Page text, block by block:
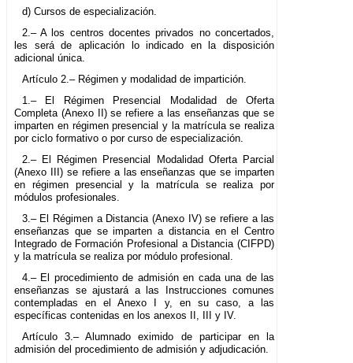
d) Cursos de especialización.
2.– A los centros docentes privados no concertados,
les será de aplicación lo indicado en la disposición
adicional única.
Artículo 2.– Régimen y modalidad de impartición.
1.– El Régimen Presencial Modalidad de Oferta
Completa (Anexo II) se refiere a las enseñanzas que se
imparten en régimen presencial y la matrícula se realiza
por ciclo formativo o por curso de especialización.
2.– El Régimen Presencial Modalidad Oferta Parcial
(Anexo III) se refiere a las enseñanzas que se imparten
en régimen presencial y la matrícula se realiza por
módulos profesionales.
3.– El Régimen a Distancia (Anexo IV) se refiere a las
enseñanzas que se imparten a distancia en el Centro
Integrado de Formación Profesional a Distancia (CIFPD)
y la matrícula se realiza por módulo profesional.
4.– El procedimiento de admisión en cada una de las
enseñanzas se ajustará a las Instrucciones comunes
contempladas en el Anexo I y, en su caso, a las
específicas contenidas en los anexos II, III y IV.
Artículo 3.– Alumnado eximido de participar en la
admisión del procedimiento de admisión y adjudicación.